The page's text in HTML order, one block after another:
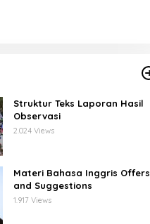
Struktur Teks Laporan Hasil
Observasi
2.024 Views
Materi Bahasa Inggris Offers
and Suggestions
1.917 Views